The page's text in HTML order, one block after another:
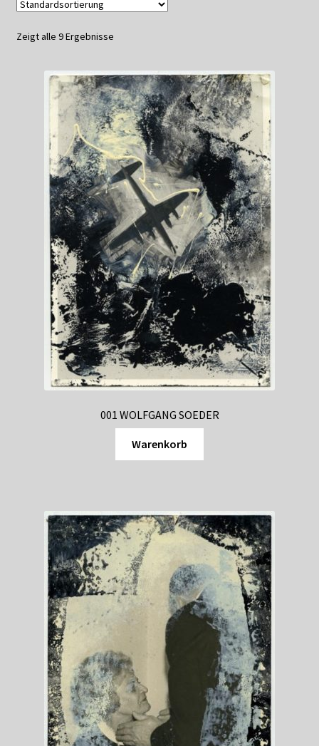
Linkliste
Mein Konto
Mitglieder
Newsletter
Newsletter
Suchservice
Zahlungsarten
Zeigt alle 9 Ergebnisse
001 WOLFGANG SOEDER
Warenkorb